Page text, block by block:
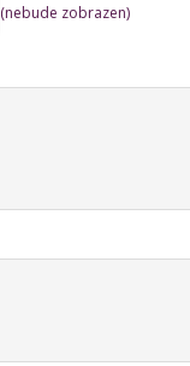
(nebude zobrazen)